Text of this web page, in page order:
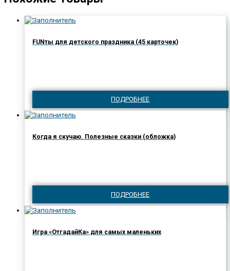
FUNты для детского праздника (45 карточек)
ПОДРОБНЕЕ
Когда я скучаю. Полезные сказки (обложка)
ПОДРОБНЕЕ
Игра «ОтгадайКа» для самых маленьких